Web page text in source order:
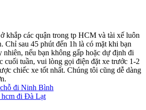
khắp các quận trong tp HCM và tài xế luôn
Chỉ sau 45 phút đến 1h là có mặt khi bạn
nhiên, nếu bạn không gấp hoặc dự định đi
cuối tuần, vui lòng gọi điện đặt xe trước 1-2
chiếc xe tốt nhất. Chúng tôi cũng dễ dàng
đi Ninh Bình
hcm đi Đà Lạt